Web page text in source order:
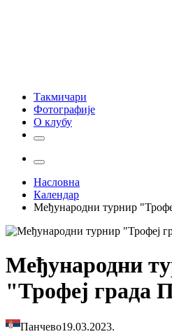
Такмичари
Фотографије
О клубу
Насловна
Календар
Међународни турнир
Међународни
"Трофеј града
Панчево19.03.2023.